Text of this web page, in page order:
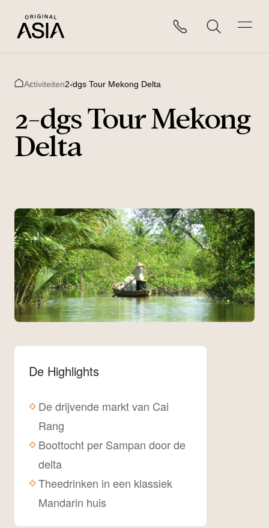
Activiteiten2-dgs Tour Mekong Delta
2-dgs Tour Mekong
Delta
De Highlights
De drijvende markt van Cai
Rang
Boottocht per Sampan door de
delta
Theedrinken in een klassiek
Mandarin huis